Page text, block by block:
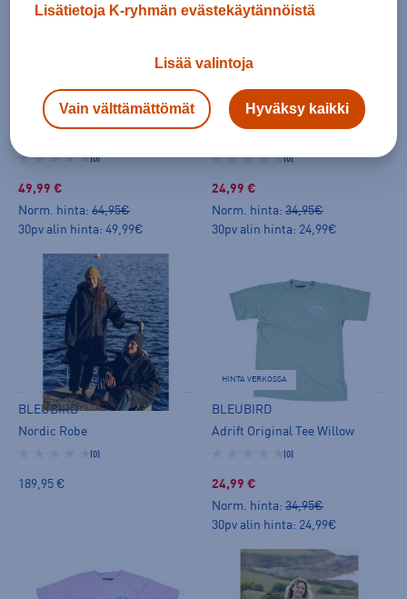
BLEUBIRD
(0)
49,99 €
Norm. hinta: 64,95€
30pv alin hinta: 49,99€
BLEUBIRD
(0)
24,99 €
Norm. hinta: 34,95€
30pv alin hinta: 24,99€
BLEUBIRD
Nordic Robe
(0)
189,95 €
HINTA VERKOSSA
BLEUBIRD
Adrift Original Tee Willow
(0)
24,99 €
Norm. hinta: 34,95€
30pv alin hinta: 24,99€
Lisätietoja K-ryhmän evästekäytännöistä
Lisää valintoja
Vain välttämättömät Hyväksy kaikki